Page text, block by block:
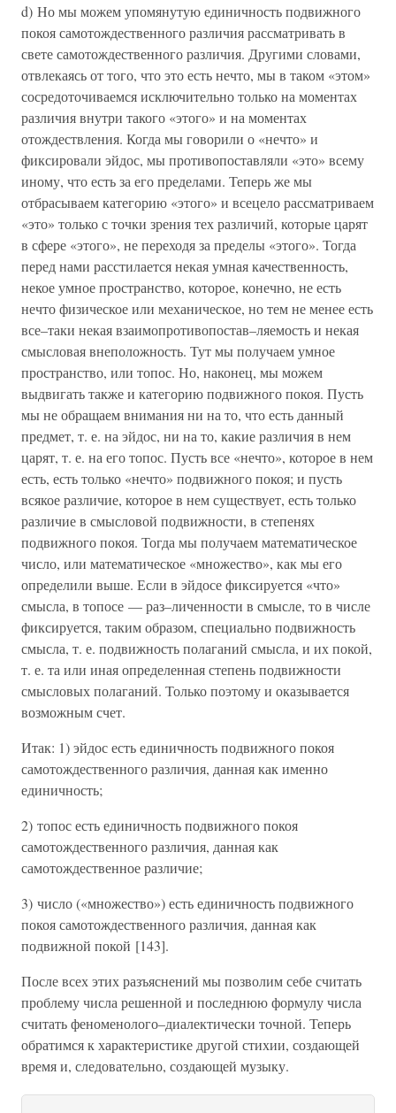
d) Но мы можем упомянутую единичность подвижного
покоя самотождественного различия рассматривать в
свете самотождественного различия. Другими словами,
отвлекаясь от того, что это есть нечто, мы в таком «этом»
сосредоточиваемся исключительно только на моментах
различия внутри такого «этого» и на моментах
отождествления. Когда мы говорили о «нечто» и
фиксировали эйдос, мы противопоставляли «это» всему
иному, что есть за его пределами. Теперь же мы
отбрасываем категорию «этого» и всецело рассматриваем
«это» только с точки зрения тех различий, которые царят
в сфере «этого», не переходя за пределы «этого». Тогда
перед нами расстилается некая умная качественность,
некое умное пространство, которое, конечно, не есть
нечто физическое или механическое, но тем не менее есть
все–таки некая взаимопротивопостав–ляемость и некая
смысловая внеположность. Тут мы получаем умное
пространство, или топос. Но, наконец, мы можем
выдвигать также и категорию подвижного покоя. Пусть
мы не обращаем внимания ни на то, что есть данный
предмет, т. е. на эйдос, ни на то, какие различия в нем
царят, т. е. на его топос. Пусть все «нечто», которое в нем
есть, есть только «нечто» подвижного покоя; и пусть
всякое различие, которое в нем существует, есть только
различие в смысловой подвижности, в степенях
подвижного покоя. Тогда мы получаем математическое
число, или математическое «множество», как мы его
определили выше. Если в эйдосе фиксируется «что»
смысла, в топосе — раз–личенности в смысле, то в числе
фиксируется, таким образом, специально подвижность
смысла, т. е. подвижность полаганий смысла, и их покой,
т. е. та или иная определенная степень подвижности
смысловых полаганий. Только поэтому и оказывается
возможным счет.
Итак: 1) эйдос есть единичность подвижного покоя
самотождественного различия, данная как именно
единичность;
2) топос есть единичность подвижного покоя
самотождественного различия, данная как
самотождественное различие;
3) число («множество») есть единичность подвижного
покоя самотождественного различия, данная как
подвижной покой [143].
После всех этих разъяснений мы позволим себе считать
проблему числа решенной и последнюю формулу числа
считать феноменолого–диалектически точной. Теперь
обратимся к характеристике другой стихии, создающей
время и, следовательно, создающей музыку.